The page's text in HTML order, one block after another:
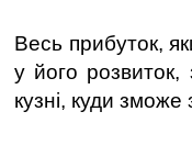
Весь прибуток,
у його
кузні, куди